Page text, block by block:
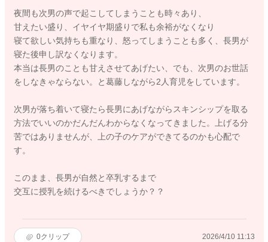
夜間も次男の声で起こしてしまうことも時々あり、
甘えたい盛り、イヤイヤ期盛りで私も余裕がなくなり
寝て欲しい気持ちも重なり、怒ってしまうことも多く、長男が
寝た後申し訳なくなります。
本当は長男のことも甘えさせてあげたい、でも、次男のお世話
をしなきゃならない。と葛藤しながら2人育児をしています。
次男が落ち着いて寝たら長男にあげながらスキンシップを取る
方法でいいのかだんだんわからなくなってきました。上げる分
苦ではありませんが、上の子のケアができてるのかも心配で
す。
このまま、長男が自然と卒乳するまで
交互に授乳を続けるべきでしょうか？？
0クリップ 2026/4/10 11:13